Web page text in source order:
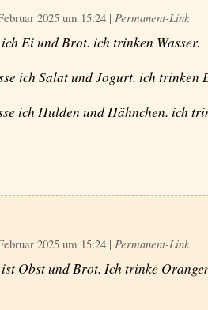
2025 um 15:24 | Permanent-Link
Ei und Brot. ich trinken Wasser.
ich Salat und Jogurt. ich trinken
ich Hulden und Hähnchen. ich
2025 um 15:24 | Permanent-Link
Obst und Brot. Ich trinke